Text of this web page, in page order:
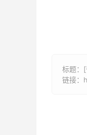
标题：
链接：